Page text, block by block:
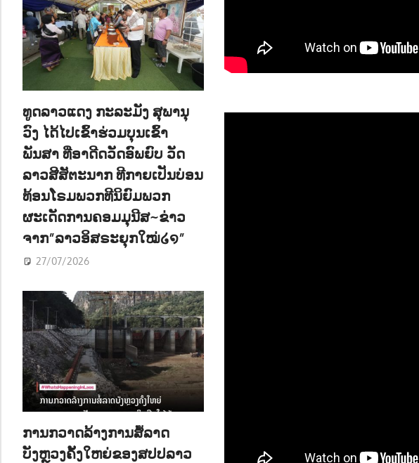
ທູດລາວແດງ ກະລະມັງ ສຸພານຸ
ວົງ ໄດ້ໄປເຂົ້າຮ່ວມບຸນເຂົ້າ
ພັນສາ ທີ່ອາດີດວັດອົພຍົບ ວັດ
ລາວສີສັຕະນາກ ທີກາຍເປັນບ່ອນ
ທ້ອນໂຣມພວກທີນິຍົມພວກ
ຜະເດັດການຄອມມຸນີສ~ຂ່າວ
ຈາກ”ລາວອິສຣະຍຸກໃໝ່໒໑”
27/07/2026
ການກວາດລ້າງການສໍ້ລາດ
ບັງຫຼວງຄັ້ງໃຫຍ່ຂອງສປປລາວ